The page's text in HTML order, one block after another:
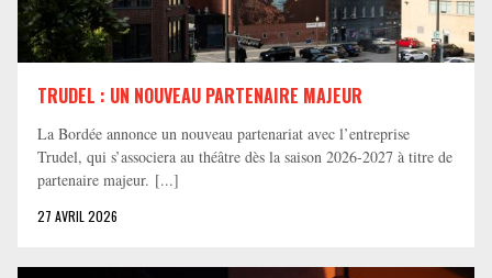
TRUDEL : UN NOUVEAU PARTENAIRE MAJEUR
La Bordée annonce un nouveau partenariat avec l’entreprise
Trudel, qui s’associera au théâtre dès la saison 2026-2027 à titre de
partenaire majeur. [...]
27 AVRIL 2026